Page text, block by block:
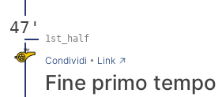
47'
1st_half
Condividi • Link→
Fine primo tempo